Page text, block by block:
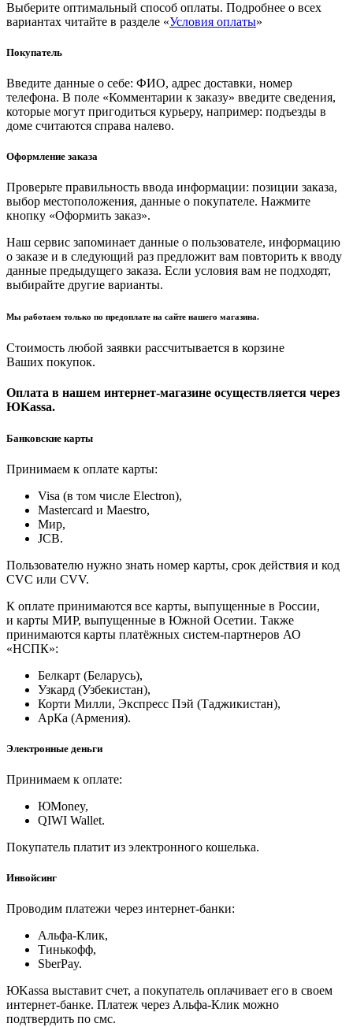
Выберите оптимальный способ оплаты. Подробнее о всех
вариантах читайте в разделе «Условия оплаты»
Покупатель
Введите данные о себе: ФИО, адрес доставки, номер
телефона. В поле «Комментарии к заказу» введите сведения,
которые могут пригодиться курьеру, например: подъезды в
доме считаются справа налево.
Оформление заказа
Проверьте правильность ввода информации: позиции заказа,
выбор местоположения, данные о покупателе. Нажмите
кнопку «Оформить заказ».
Наш сервис запоминает данные о пользователе, информацию
о заказе и в следующий раз предложит вам повторить к вводу
данные предыдущего заказа. Если условия вам не подходят,
выбирайте другие варианты.
Мы работаем только по предоплате на сайте нашего магазина.
Стоимость любой заявки рассчитывается в корзине
Ваших покупок.
Оплата в нашем интернет-магазине осуществляется через
ЮKassa.
Банковские карты
Принимаем к оплате карты:
Visa (в том числе Electron),
Masterсard и Maestro,
Мир,
JCB.
Пользователю нужно знать номер карты, срок действия и код
CVC или CVV.
К оплате принимаются все карты, выпущенные в России,
и карты МИР, выпущенные в Южной Осетии. Также
принимаются карты платёжных систем-партнеров АО
«НСПК»:
Белкарт (Беларусь),
Узкард (Узбекистан),
Корти Милли, Экспресс Пэй (Таджикистан),
АрКа (Армения).
Электронные деньги
Принимаем к оплате:
ЮMoney,
QIWI Wallet.
Покупатель платит из электронного кошелька.
Инвойсинг
Проводим платежи через интернет-банки:
Альфа-Клик,
Тинькофф,
SberPay.
ЮKassa выставит счет, а покупатель оплачивает его в своем
интернет-банке. Платеж через Альфа-Клик можно
подтвердить по смс.